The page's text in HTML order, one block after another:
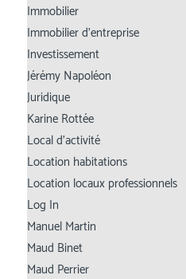
Immobilier
Immobilier d’entreprise
Investissement
Jérémy Napoléon
Juridique
Karine Rottée
Local d’activité
Location habitations
Location locaux professionnels
Log In
Manuel Martin
Maud Binet
Maud Perrier